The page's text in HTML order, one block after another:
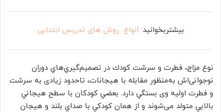
بیشتربخوانید: انواع روش های تدریس ابتدایی
نوع مزاج، فطرت و سرشت كودك در تصميم‌گيري‌هاي دوران
نوجوانی‌اش به‌منظور مقابله با هیجانات، تاحدود زیادی به سرشت
و فطرت اوليه وی بستگي دارد. بعضي كودكان ‌با سطح هيجاني
بالايي متولد می‌شوند و از همان كودكي با صداي بلند و هيجان